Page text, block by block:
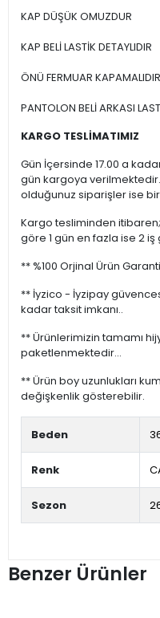
KAP DÜŞÜK OMUZDUR
KAP BELİ LASTİK DETAYLIDIR
ÖNÜ FERMUAR KAPAMALIDIR
PANTOLON BELİ ARKASI
KARGO TESLİMATIMIZ
Gün İçersinde 17.00 a
gün kargoya
olduğunuz siparişler ise
Kargo tesliminden
göre 1 gün en fazla ise 2 iş
** %100 Orjinal Ürün
** İyzico - İyzipay
kadar taksit imkanı..
** Ürünlerimizin tamamı
paketlenmektedir...
** Ürün boy uzunlukları
değişkenlik gösterebilir.
Beden
Renk
Sezon
Benzer Ürünler